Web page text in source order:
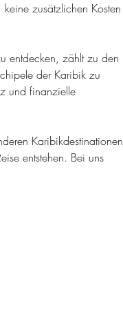
zusätzlichen Kosten
entdecken, zählt zu den
der Karibik zu
und finanzielle
Karibikdestinationen
entstehen. Bei uns